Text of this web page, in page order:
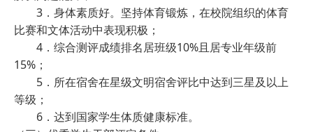
3．身体素质好。坚持体育锻炼，在校院组织的体育
比赛和文体活动中表现积极；
4．综合测评成绩排名居班级10%且居专业年级前
15%；
5．所在宿舍在星级文明宿舍评比中达到三星及以上
等级；
6．达到国家学生体质健康标准。